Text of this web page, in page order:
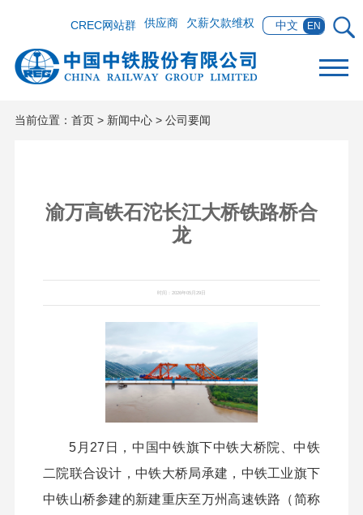
中文 EN
欠薪欠款维权
供应商
CREC网站群
当前位置： 首页> 新闻中心> 公司要闻
渝万高铁石沱长江大桥铁路桥合
龙
时间：2026年05月29日
5月27日，中国中铁旗下中铁大桥院、中铁
二院联合设计，中铁大桥局承建，中铁工业旗下
中铁山桥参建的新建重庆至万州高速铁路（简称